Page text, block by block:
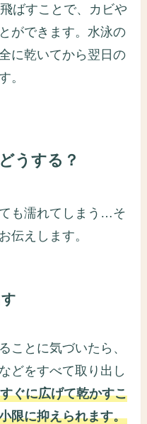
ばすことで、カビや
ができます。水泳の
に乾いてから翌日の
。
うする？
も濡れてしまう…そ
伝えします。
ことに気づいたら、
どをすべて取り出し
ぐに広げて乾かすこ
限に抑えられます。